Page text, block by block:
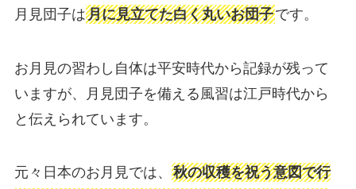
月見団子は月に見立てた白く丸いお団子です。
お月見の習わし自体は平安時代から記録が残って
いますが、月見団子を備える風習は江戸時代から
と伝えられています。
元々日本のお月見では、 秋の収穫を祝う意図で行